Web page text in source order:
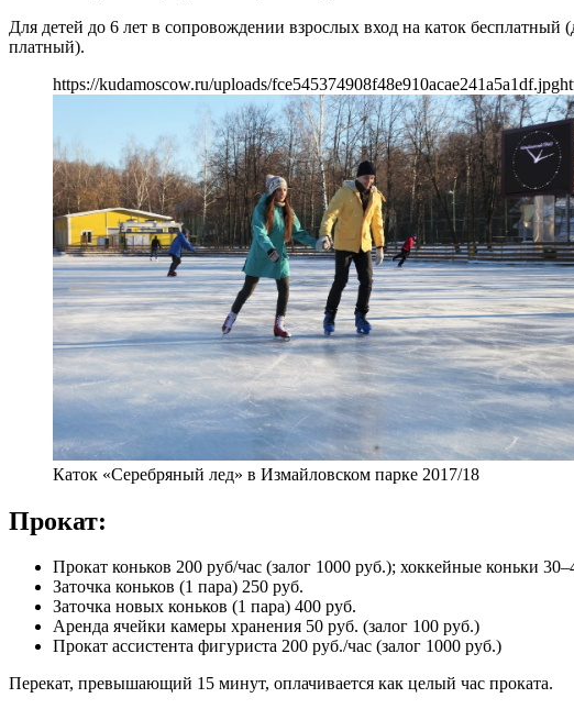
Для детей до 6 лет в сопровождении взрослых вход на каток
платный).
https://kudamoscow.ru/uploads/fce545374908f48e910acae241a5a1df.jpg
Каток «Серебряный лед» в Измайловском парке 2017/18
Прокат:
Прокат коньков 200 руб/час (залог 1000 руб.); хоккейные коньки
Заточка коньков (1 пара) 250 руб.
Заточка новых коньков (1 пара) 400 руб.
Аренда ячейки камеры хранения 50 руб. (залог 100 руб.)
Прокат ассистента фигуриста 200 руб./час (залог 1000 руб.)
Перекат, превышающий 15 минут, оплачивается как целый час проката.